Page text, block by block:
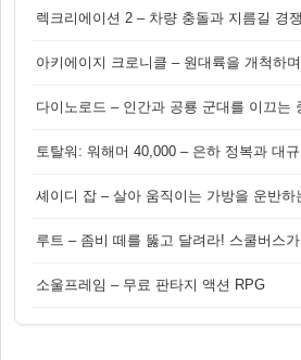
소울프레임 – 무료 판타지 액션 RPG